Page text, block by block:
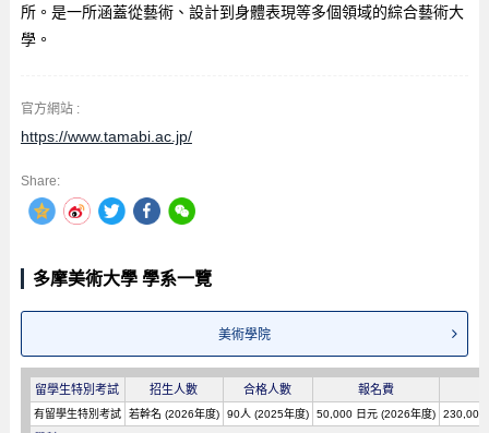
所。是一所涵蓋從藝術、設計到身體表現等多個領域的綜合藝術大
學。
官方網站 :
https://www.tamabi.ac.jp/
Share:
多摩美術大學 學系一覽
美術學院
留學生特別考試 招生人數 合格人數 報名費
有留學生特別考試 若幹名 (2026年度) 90人 (2025年度) 50,000 日元 (2026年度) 230,000